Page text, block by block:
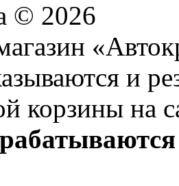
© 2026
и
корзины на